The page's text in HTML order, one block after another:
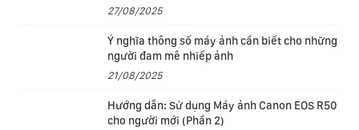
3.5 mm và một vài cổng USB-A cũng được nhà sản
xuất trang bị ở hai bên, giúp nó dễ dàng kết nối với các
thiết bị ngoại vi.
27/08/2025
Ý nghĩa thông số máy ảnh cần biết cho những
người đam mê nhiếp ảnh
21/08/2025
Hướng dẫn: Sử dụng Máy ảnh Canon EOS R50
cho người mới (Phần 2)